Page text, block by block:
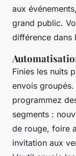
aux
grand public.
différence dans
Finies les nuits
envois groupés.
programmez
segments :
de rouge, foire
invitation aux